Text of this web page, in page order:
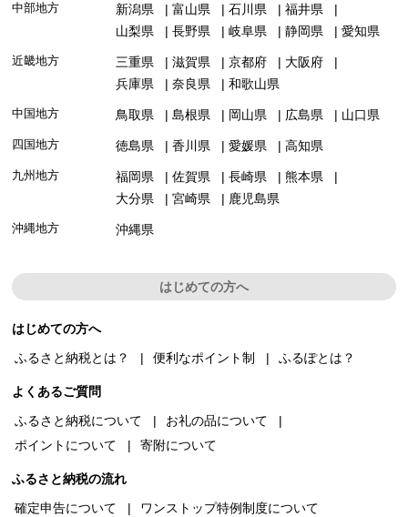
中部地方 新潟県 富山県 石川県
福井県
山梨県
長野県 岐阜県 静岡県 愛知県
近畿地方 三重県 滋賀県 京都府
大阪府
兵庫県
奈良県 和歌山県
中国地方 鳥取県 島根県 岡山県 広島県 山口県
四国地方 徳島県 香川県 愛媛県 高知県
九州地方 福岡県 佐賀県 長崎県
熊本県
大分県
宮崎県 鹿児島県
沖縄地方 沖縄県
はじめての方へ
はじめての方へ
ふるさと納税とは？
便利なポイント制 ふるぽとは？
よくあるご質問
ふるさと納税について
お礼の品について
ポイントについて
寄附について
ふるさと納税の流れ
確定申告について
ワンストップ特例制度について